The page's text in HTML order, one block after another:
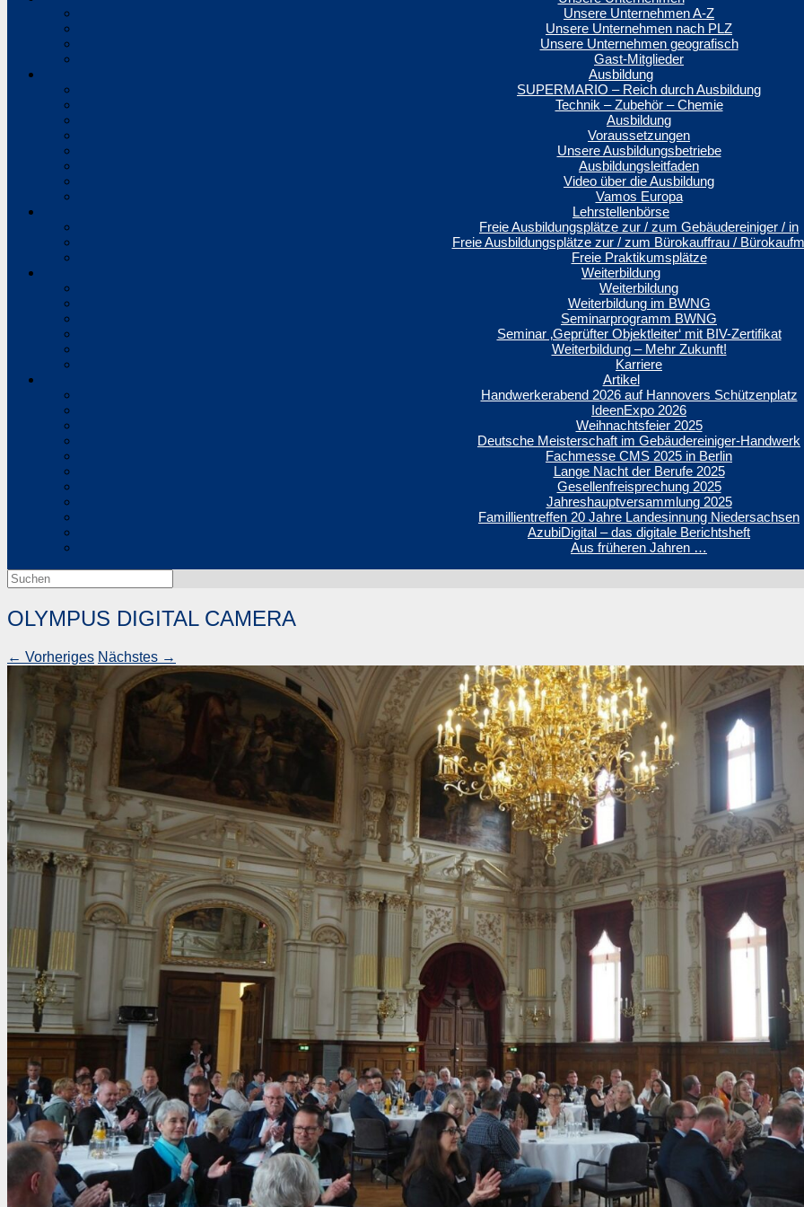
Unsere Unternehmen A-Z
Unsere Unternehmen nach PLZ
Unsere Unternehmen geografisch
Gast-Mitglieder
Ausbildung
SUPERMARIO – Reich durch Ausbildung
Technik – Zubehör – Chemie
Ausbildung
Voraussetzungen
Unsere Ausbildungsbetriebe
Ausbildungsleitfaden
Video über die Ausbildung
Vamos Europa
Lehrstellenbörse
Freie Ausbildungsplätze zur / zum Gebäudereiniger / in
Freie Ausbildungsplätze zur / zum Bürokauffrau /
Freie Praktikumsplätze
Weiterbildung
Weiterbildung
Weiterbildung im BWNG
Seminarprogramm BWNG
Seminar ‚Geprüfter Objektleiter‘ mit BIV-Zertifikat
Weiterbildung – Mehr Zukunft!
Karriere
Artikel
Handwerkerabend 2026 auf Hannovers Schützenplatz
IdeenExpo 2026
Weihnachtsfeier 2025
Deutsche Meisterschaft im Gebäudereiniger-Handwerk
Fachmesse CMS 2025 in Berlin
Lange Nacht der Berufe 2025
Gesellenfreisprechung 2025
Jahreshauptversammlung 2025
Famillientreffen 20 Jahre Landesinnung Niedersachsen
AzubiDigital – das digitale Berichtsheft
Aus früheren Jahren …
Suchen
nach:
OLYMPUS DIGITAL CAMERA
← Vorheriges Nächstes →